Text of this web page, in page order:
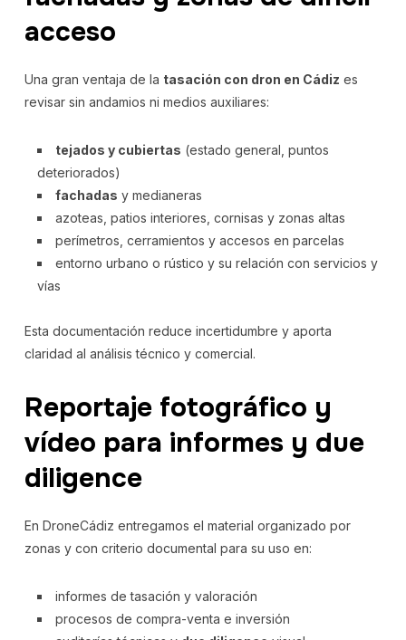
acceso
Una gran ventaja de la tasación con dron en Cádiz es
revisar sin andamios ni medios auxiliares:
tejados y cubiertas (estado general, puntos
deteriorados)
fachadas y medianeras
azoteas, patios interiores, cornisas y zonas altas
perímetros, cerramientos y accesos en parcelas
entorno urbano o rústico y su relación con servicios y
vías
Esta documentación reduce incertidumbre y aporta
claridad al análisis técnico y comercial.
Reportaje fotográfico y
vídeo para informes y due
diligence
En DroneCádiz entregamos el material organizado por
zonas y con criterio documental para su uso en:
informes de tasación y valoración
procesos de compra-venta e inversión